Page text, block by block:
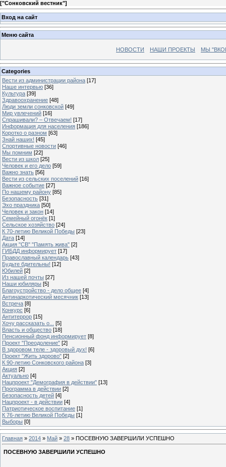
["Сонковский вестник"]
Вход на сайт
Меню сайта
НОВОСТИ НАШИ ПРОЕКТЫ МЫ
Categories
Вести из администрации района [17]
Наше интервью [36]
Культура [39]
Здравоохранение [48]
Люди земли сонковской [49]
Мир увлечений [16]
Спрашивали? – Отвечаем! [17]
Информация для населения [186]
Коротко о разном [63]
Знай наших! [45]
Спортивные новости [46]
Мы помним [22]
Вести из школ [25]
Человек и его дело [59]
Важно знать [56]
Вести из сельских поселений [16]
Важное событие [27]
По нашему району [85]
Безопасность [31]
Эхо праздника [50]
Человек и закон [14]
Семейный огонёк [1]
Сельское хозяйство [24]
К 70-летию Великой Победы [23]
Дата [14]
Акция "СВ" "Память жива" [2]
ГИБДД информирует [17]
Православный календарь [43]
Будьте бдительны! [12]
Юбилей [2]
Из нашей почты [27]
Наши юбиляры [5]
Благоустройство - дело общее [4]
Антинаркотический месячник [13]
Встреча [8]
Конкурс [6]
Антитеррор [15]
Хочу рассказать о...
[5]
Власть и общество [18]
Пенсионный фонд информирует [8]
Проект "Преодоление" [2]
В здоровом теле - здоровый дух! [6]
Проект "Жить здорово" [2]
К 90-летию Сонковского района [3]
Акция [2]
Актуально [4]
Нацпроект "Демография в действии" [13]
Программа в действии [2]
Безопасность детей [4]
Нацпроект - в действии [4]
Патриотическое воспитание [1]
К 76-летию Великой Победы [1]
Выборы [0]
Главная » 2014 » Май » 28 » ПОСЕВНУЮ ЗАВЕРШИЛИ УСПЕШНО
ПОСЕВНУЮ ЗАВЕРШИЛИ УСПЕШНО